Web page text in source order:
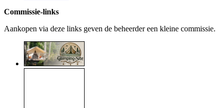
Commissie-links
Aankopen via deze links geven de beheerder een kleine commissie.